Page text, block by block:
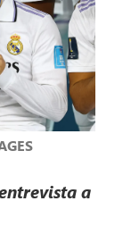
a